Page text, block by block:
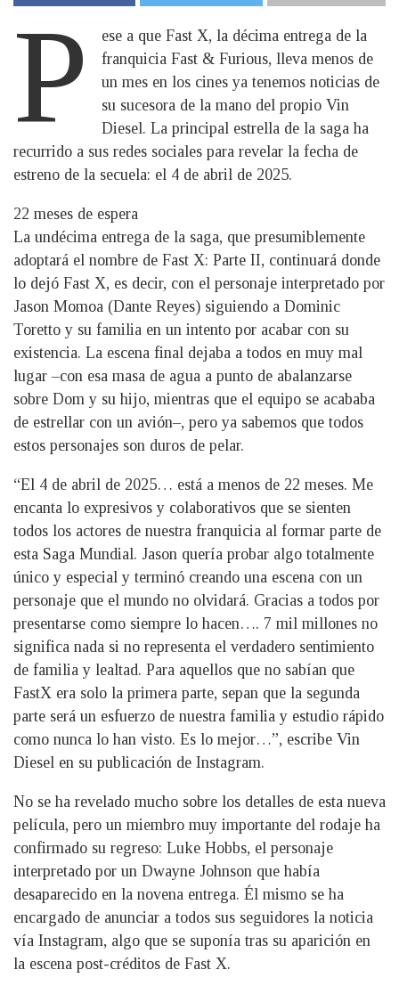
P
ese a que Fast X, la décima entrega de la
franquicia Fast & Furious, lleva menos de
un mes en los cines ya tenemos noticias de
su sucesora de la mano del propio Vin
Diesel. La principal estrella de la saga ha
recurrido a sus redes sociales para revelar la fecha de
estreno de la secuela: el 4 de abril de 2025.
22 meses de espera
La undécima entrega de la saga, que presumiblemente
adoptará el nombre de Fast X: Parte II, continuará donde
lo dejó Fast X, es decir, con el personaje interpretado por
Jason Momoa (Dante Reyes) siguiendo a Dominic
Toretto y su familia en un intento por acabar con su
existencia. La escena final dejaba a todos en muy mal
lugar –con esa masa de agua a punto de abalanzarse
sobre Dom y su hijo, mientras que el equipo se acababa
de estrellar con un avión–, pero ya sabemos que todos
estos personajes son duros de pelar.
“El 4 de abril de 2025… está a menos de 22 meses. Me
encanta lo expresivos y colaborativos que se sienten
todos los actores de nuestra franquicia al formar parte de
esta Saga Mundial. Jason quería probar algo totalmente
único y especial y terminó creando una escena con un
personaje que el mundo no olvidará. Gracias a todos por
presentarse como siempre lo hacen…. 7 mil millones no
significa nada si no representa el verdadero sentimiento
de familia y lealtad. Para aquellos que no sabían que
FastX era solo la primera parte, sepan que la segunda
parte será un esfuerzo de nuestra familia y estudio rápido
como nunca lo han visto. Es lo mejor…”, escribe Vin
Diesel en su publicación de Instagram.
No se ha revelado mucho sobre los detalles de esta nueva
película, pero un miembro muy importante del rodaje ha
confirmado su regreso: Luke Hobbs, el personaje
interpretado por un Dwayne Johnson que había
desaparecido en la novena entrega. Él mismo se ha
encargado de anunciar a todos sus seguidores la noticia
vía Instagram, algo que se suponía tras su aparición en
la escena post-créditos de Fast X.